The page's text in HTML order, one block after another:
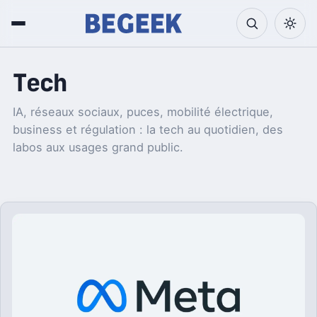
Tech
IA, réseaux sociaux, puces, mobilité électrique,
business et régulation : la tech au quotidien, des
labos aux usages grand public.